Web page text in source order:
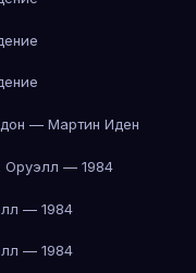
— Мартин Иден
— 1984
— 1984
— 1984